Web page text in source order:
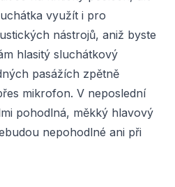
využít i pro
nástrojů, aniž byste
hlasitý sluchátkový
pasážích zpětně
mikrofon. V neposlední
pohodlná, měkký hlavový
nepohodlné ani při